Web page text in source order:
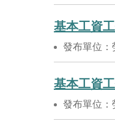
基本工資
發布單位：
基本工資
發布單位：